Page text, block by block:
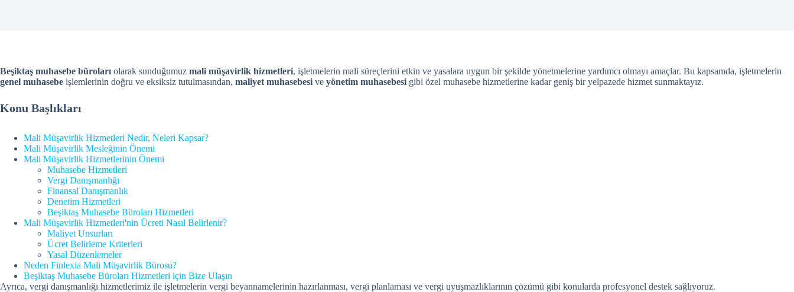
Beşiktaş muhasebe büroları olarak sunduğumuz mali müşavirlik hizmetleri, işletmelerin mali süreçlerini etkin ve yasalara uygun bir şekilde yönetmelerine yardımcı olmayı amaçlar. Bu kapsamda, işletmelerin
genel muhasebe işlemlerinin doğru ve eksiksiz tutulmasından, maliyet muhasebesi ve yönetim muhasebesi gibi özel muhasebe hizmetlerine kadar geniş bir yelpazede hizmet sunmaktayız.
Konu Başlıkları
Mali Müşavirlik Hizmetleri Nedir, Neleri Kapsar?
Mali Müşavirlik Mesleğinin Önemi
Mali Müşavirlik Hizmetlerinin Önemi
Muhasebe Hizmetleri
Vergi Danışmanlığı
Finansal Danışmanlık
Denetim Hizmetleri
Beşiktaş Muhasebe Büroları Hizmetleri
Mali Müşavirlik Hizmetleri'nin Ücreti Nasıl Belirlenir?
Maliyet Unsurları
Ücret Belirleme Kriterleri
Yasal Düzenlemeler
Neden Finlexia Mali Müşavirlik Bürosu?
Beşiktaş Muhasebe Büroları Hizmetleri için Bize Ulaşın
Ayrıca, vergi danışmanlığı hizmetlerimiz ile işletmelerin vergi beyannamelerinin hazırlanması, vergi planlaması ve vergi uyuşmazlıklarının çözümü gibi konularda profesyonel destek sağlıyoruz.